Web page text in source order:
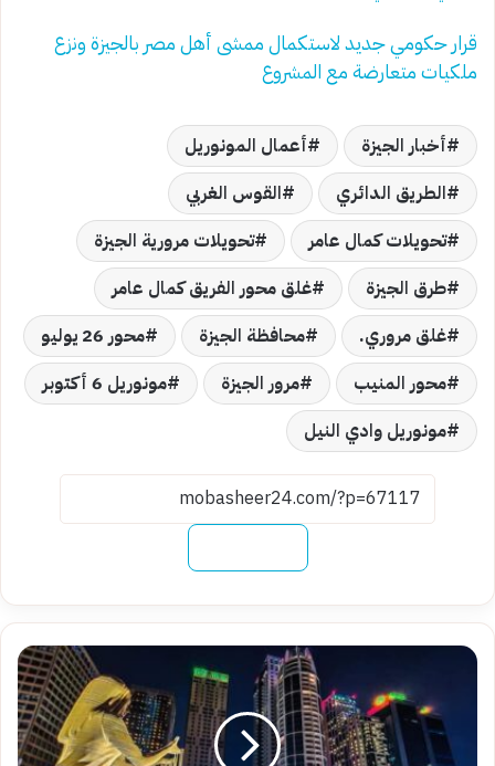
قرار حكومي جديد لاستكمال ممشى أهل مصر بالجيزة ونزع
ملكيات متعارضة مع المشروع
أخبار الجيزة
أعمال المونوريل
الطريق الدائري
القوس الغربي
تحويلات كمال عامر
تحويلات مرورية الجيزة
طرق الجيزة
غلق محور الفريق كمال عامر
غلق مروري.
محافظة الجيزة
محور 26 يوليو
محور المنيب
مرور الجيزة
مونوريل 6 أكتوبر
مونوريل وادي النيل
قرار
لاستكمال
ممشى